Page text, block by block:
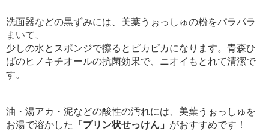
洗面器などの黒ずみには、美葉うぉっしゅの粉をパラパラ
まいて、
少しの水とスポンジで擦るとピカピカになります。青森ひ
ばのヒノキチオールの抗菌効果で、ニオイもとれて清潔で
す。
油・湯アカ・泥などの酸性の汚れには、美葉うぉっしゅを
お湯で溶かした 「プリン状せっけん」 がおすすめです！